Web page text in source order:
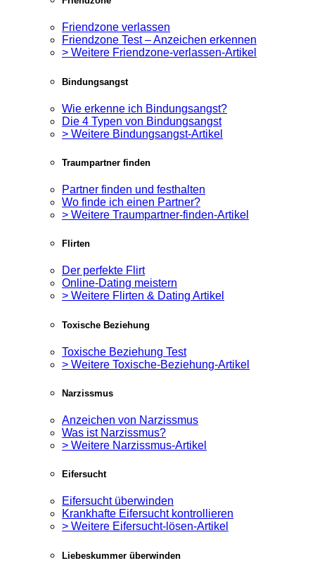
Friendzone verlassen
Friendzone Test – Anzeichen erkennen
> Weitere Friendzone-verlassen-Artikel
Bindungsangst
Wie erkenne ich Bindungsangst?
Die 4 Typen von Bindungsangst
> Weitere Bindungsangst-Artikel
Traumpartner finden
Partner finden und festhalten
Wo finde ich einen Partner?
> Weitere Traumpartner-finden-Artikel
Flirten
Der perfekte Flirt
Online-Dating meistern
> Weitere Flirten & Dating Artikel
Toxische Beziehung
Toxische Beziehung Test
> Weitere Toxische-Beziehung-Artikel
Narzissmus
Anzeichen von Narzissmus
Was ist Narzissmus?
> Weitere Narzissmus-Artikel
Eifersucht
Eifersucht überwinden
Krankhafte Eifersucht kontrollieren
> Weitere Eifersucht-lösen-Artikel
Liebeskummer überwinden